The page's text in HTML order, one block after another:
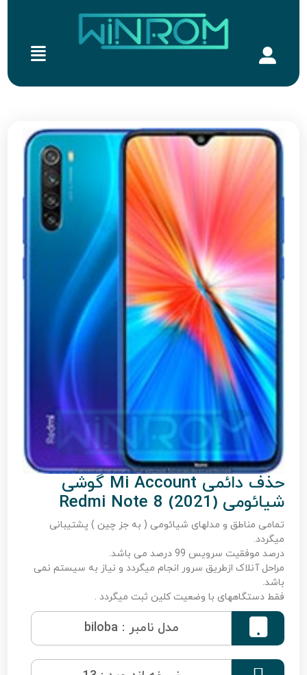
حذف دائمی Mi Account گوشی
شیائومی Redmi Note 8 (2021)
تمامی مناطق و مدلهای شیائومی ( به جز چین ) پشتیبانی
میگردد.
درصد موفقیت سرویس 99 درصد می باشد.
مراحل آنلاک ازطریق سرور انجام میگردد و نیاز به سیستم نمی
باشد.
فقط دستگاههای با وضعیت کلین ثبت میگردد .
 مدل نامبر : biloba